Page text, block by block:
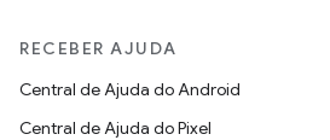
RECEBER AJUDA
Central de Ajuda do Android
Central de Ajuda do Pixel